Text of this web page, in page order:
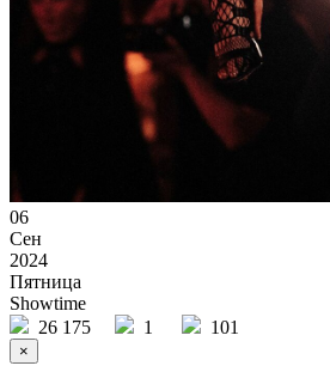
06
Сен
2024
Пятница
Showtime
26 175
1 101
×